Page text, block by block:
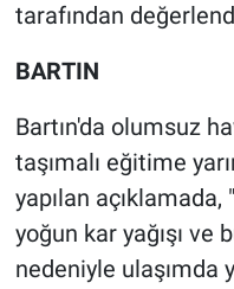
tarafından
BARTIN
Bartın'da olumsuz
taşımalı eğitime
yapılan
yoğun kar yağışı
nedeniyle ulaşımda